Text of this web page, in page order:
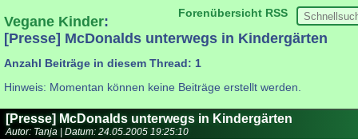
Forenübersicht RSS
Vegane Kinder:
[Presse] McDonalds unterwegs in Kindergärten
Anzahl Beiträge in diesem Thread: 1
Hinweis: Momentan können keine Beiträge erstellt werden.
[Presse] McDonalds unterwegs in Kindergärten
Autor: Tanja | Datum: 24.05.2005 19:25:10